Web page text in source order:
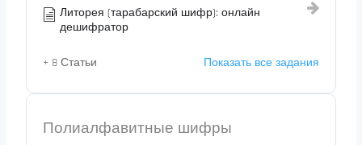
Литорея (тарабарский шифр): онлайн
дешифратор
+ 8 Статьи Показать все задания
Полиалфавитные шифры